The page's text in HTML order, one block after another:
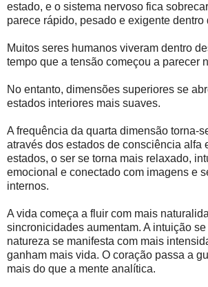
estado, e o sistema nervoso fica
parece rápido, pesado e exigente dentro
Muitos seres humanos viveram dentro
tempo que a tensão começou a parecer
No entanto, dimensões superiores se
estados interiores mais suaves.
A frequência da quarta dimensão torna-
através dos estados de consciência alfa
estados, o ser se torna mais relaxado,
emocional e conectado com imagens e
internos.
A vida começa a fluir com mais
sincronicidades aumentam. A intuição
natureza se manifesta com mais
ganham mais vida. O coração passa a
mais do que a mente analítica.